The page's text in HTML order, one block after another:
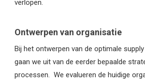
verlopen.
Ontwerpen van organisatie
Bij het ontwerpen van de optimale
gaan we uit van de eerder bepaalde
processen. We evalueren de huidige